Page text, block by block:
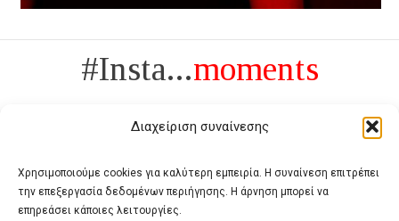
Διαχείριση συναίνεσης
Χρησιμοποιούμε cookies για καλύτερη εμπειρία. Η συναίνεση επιτρέπει
την επεξεργασία δεδομένων περιήγησης. Η άρνηση μπορεί να
επηρεάσει κάποιες λειτουργίες.
#Insta...moments
Πολυτέλεια δεν είναι το αντίθετο της ανέχειας, είναι το αντίθετο της